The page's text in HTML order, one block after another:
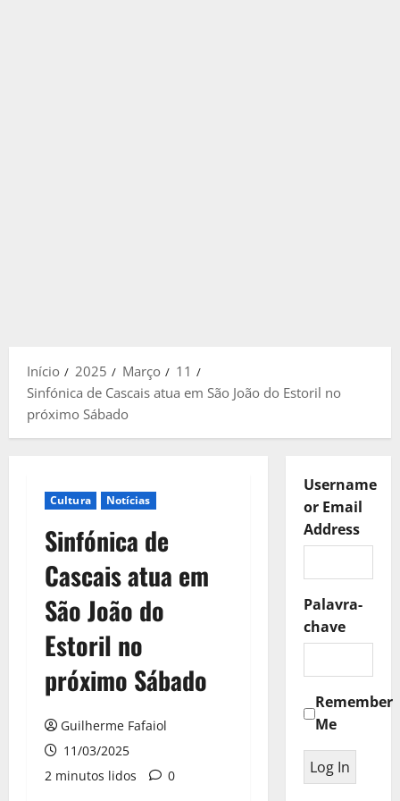
Início 2025 Março
11
Sinfónica de Cascais atua em São João do Estoril no
próximo Sábado
Cultura Notícias
Sinfónica de
Cascais atua em
São João do
Estoril no
próximo Sábado
Guilherme Fafaiol
11/03/2025
2 minutos lidos
0
Username
or Email
Address
Palavra-
chave
Remember
Me